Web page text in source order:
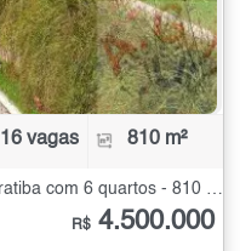
16 vagas 810 m²
R$ 4.500.000